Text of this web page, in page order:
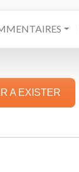
A EXISTER